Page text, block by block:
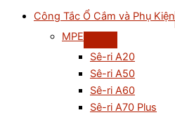
Công Tắc Ổ Cắm và Phụ Kiện
MPE
Sê-ri A20
Sê-ri A50
Sê-ri A60
Sê-ri A70 Plus